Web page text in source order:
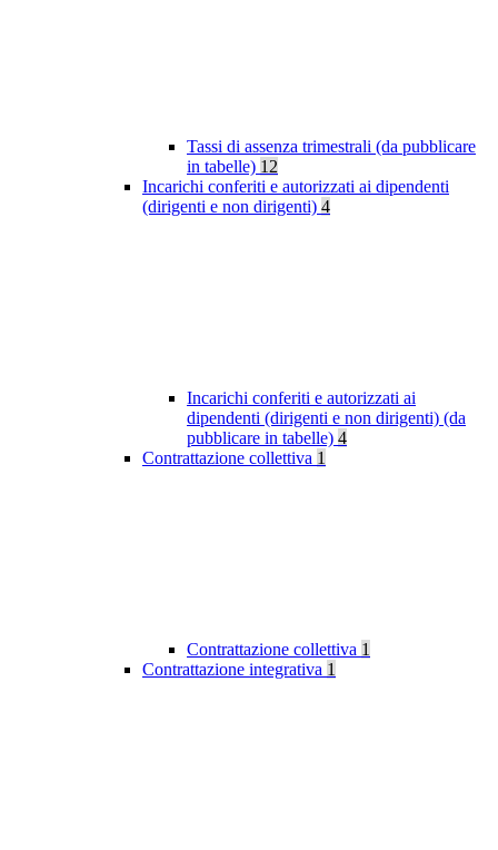
Tassi di assenza trimestrali (da pubblicare
in tabelle) 12
Incarichi conferiti e autorizzati ai dipendenti
(dirigenti e non dirigenti) 4
Incarichi conferiti e autorizzati ai
dipendenti (dirigenti e non dirigenti) (da
pubblicare in tabelle) 4
Contrattazione collettiva 1
Contrattazione collettiva 1
Contrattazione integrativa 1